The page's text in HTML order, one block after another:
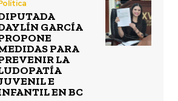
GARCÍA
PARA
LA
E
EN BC